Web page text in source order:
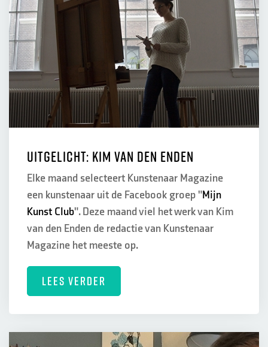
Uitgelicht: Kim van den Enden
Elke maand selecteert Kunstenaar Magazine
een kunstenaar uit de Facebook groep "Mijn
Kunst Club". Deze maand viel het werk van Kim
van den Enden de redactie van Kunstenaar
Magazine het meeste op.
LEES VERDER